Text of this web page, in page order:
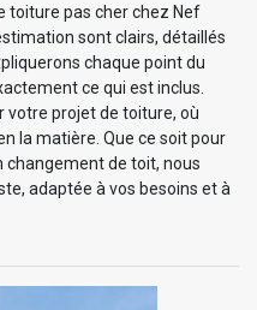
toiture pas cher chez Nef
sont clairs, détaillés
chaque point du
ce qui est inclus.
votre projet de toiture, où
la matière. Que ce soit pour
changement de toit, nous
adaptée à vos besoins et à